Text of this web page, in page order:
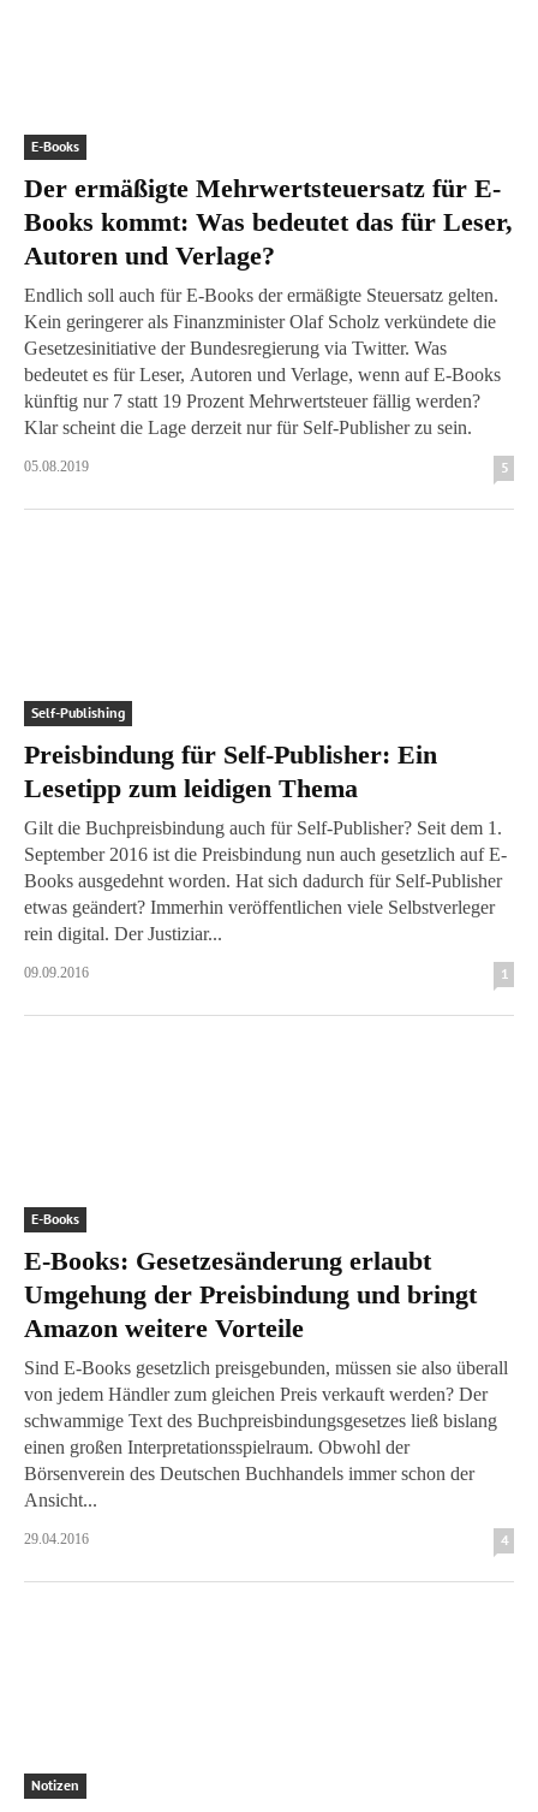
E-Books
Der ermäßigte Mehrwertsteuersatz für E-
Books kommt: Was bedeutet das für Leser,
Autoren und Verlage?
Endlich soll auch für E-Books der ermäßigte Steuersatz gelten.
Kein geringerer als Finanzminister Olaf Scholz verkündete die
Gesetzesinitiative der Bundesregierung via Twitter. Was
bedeutet es für Leser, Autoren und Verlage, wenn auf E-Books
künftig nur 7 statt 19 Prozent Mehrwertsteuer fällig werden?
Klar scheint die Lage derzeit nur für Self-Publisher zu sein.
05.08.2019 5
Self-Publishing
Preisbindung für Self-Publisher: Ein
Lesetipp zum leidigen Thema
Gilt die Buchpreisbindung auch für Self-Publisher? Seit dem 1.
September 2016 ist die Preisbindung nun auch gesetzlich auf E-
Books ausgedehnt worden. Hat sich dadurch für Self-Publisher
etwas geändert? Immerhin veröffentlichen viele Selbstverleger
rein digital. Der Justiziar...
09.09.2016 1
E-Books
E-Books: Gesetzesänderung erlaubt
Umgehung der Preisbindung und bringt
Amazon weitere Vorteile
Sind E-Books gesetzlich preisgebunden, müssen sie also überall
von jedem Händler zum gleichen Preis verkauft werden? Der
schwammige Text des Buchpreisbindungsgesetzes ließ bislang
einen großen Interpretationsspielraum. Obwohl der
Börsenverein des Deutschen Buchhandels immer schon der
Ansicht...
29.04.2016 4
Notizen